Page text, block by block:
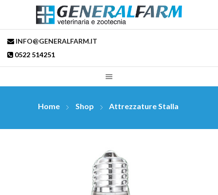
INFO@GENERALFARM.IT
0522 514251
Home Shop Attrezzature Stalla